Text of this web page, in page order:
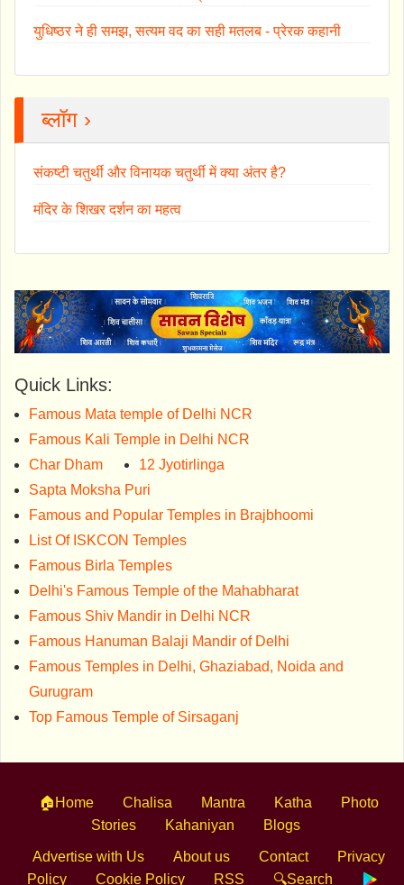
युधिष्ठर ने ही समझ, सत्यम वद का सही मतलब - प्रेरक कहानी
ब्लॉग ›
संकष्टी चतुर्थी और विनायक चतुर्थी में क्या अंतर है?
मंदिर के शिखर दर्शन का महत्व
Quick Links:
Famous Mata temple of Delhi NCR
Famous Kali Temple in Delhi NCR
Char Dham
12 Jyotirlinga
Sapta Moksha Puri
Famous and Popular Temples in Brajbhoomi
List Of ISKCON Temples
Famous Birla Temples
Delhi's Famous Temple of the Mahabharat
Famous Shiv Mandir in Delhi NCR
Famous Hanuman Balaji Mandir of Delhi
Famous Temples in Delhi, Ghaziabad, Noida and
Gurugram
Top Famous Temple of Sirsaganj
🏠Home Chalisa Mantra Katha
Photo
Stories
Kahaniyan Blogs
Advertise with Us About us Contact
Privacy
Policy
Cookie Policy RSS 🔍Search